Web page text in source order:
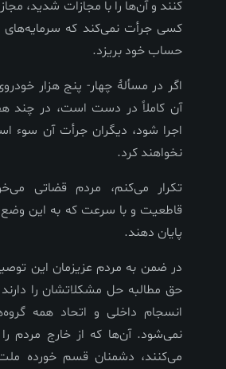
كنند و آن‌ها را با مجازات شديد،
كسى جرأت نمى‌كند كه سرمايه‌هاى
حساب خود بريزد.
اگر در مسألۀ چهار- پنج هزار
آن كاملاً در دست است، در چند
اجرا شود، ديگران جرأت آن سوء
نخواهند كرد.
تكرار مى‌كنم، مردم قضاتى
قاطعيت و با سرعت كه به اين
پايان دهند.
در ضمن به مردم عزيزمان اين
حق مطالبه حل مشكلاتشان را
انسجام داخلى و اتحاد همه
نمى‌شود. آن‌ها كه از خارج مردم
مى‌كنند، دشمنان قسم خورده ملت